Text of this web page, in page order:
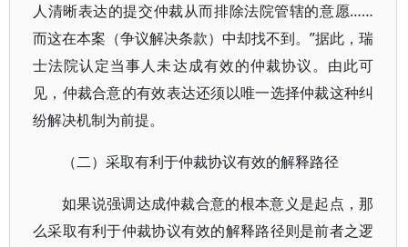
人清晰表达的提交仲裁从而排除法院管辖的意愿……
而这在本案（争议解决条款）中却找不到。”据此，瑞
士法院认定当事人未达成有效的仲裁协议。由此可
见，仲裁合意的有效表达还须以唯一选择仲裁这种纠
纷解决机制为前提。
（二）采取有利于仲裁协议有效的解释路径
如果说强调达成仲裁合意的根本意义是起点，那
么采取有利于仲裁协议有效的解释路径则是前者之逻